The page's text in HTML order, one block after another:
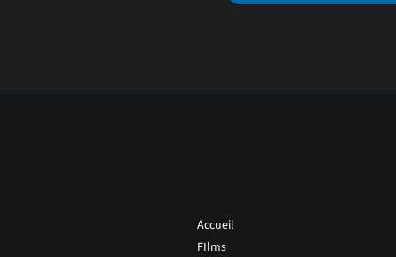
Accueil
FIlms